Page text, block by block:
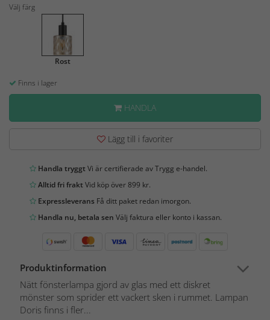
Välj färg
Rost
Finns i lager
HANDLA
Lägg till i favoriter
Handla tryggtVi är certifierade av Trygg e-handel.
Alltid fri fraktVid köp över 899 kr.
Expressleverans Få ditt paket redan imorgon.
Handla nu, betala sen Välj faktura eller konto i kassan.
Produktinformation
Nätt fönsterlampa gjord av glas med ett diskret
mönster som sprider ett vackert sken i rummet. Lampan
Doris finns i fler...